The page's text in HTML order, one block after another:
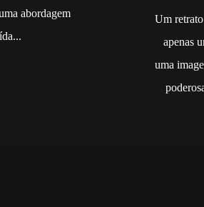
abordagem
Um
apenas
uma